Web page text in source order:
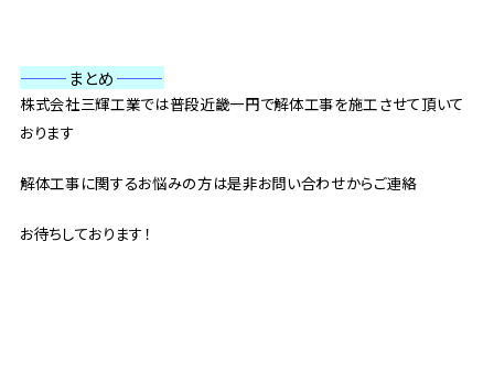
———まとめ———
株式会社三輝工業では普段近畿一円で解体工事を施工させて頂いて
おります
解体工事に関するお悩みの方は是非お問い合わせからご連絡
お待ちしております！